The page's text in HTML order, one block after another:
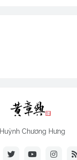
Huỳnh Chương Hưng